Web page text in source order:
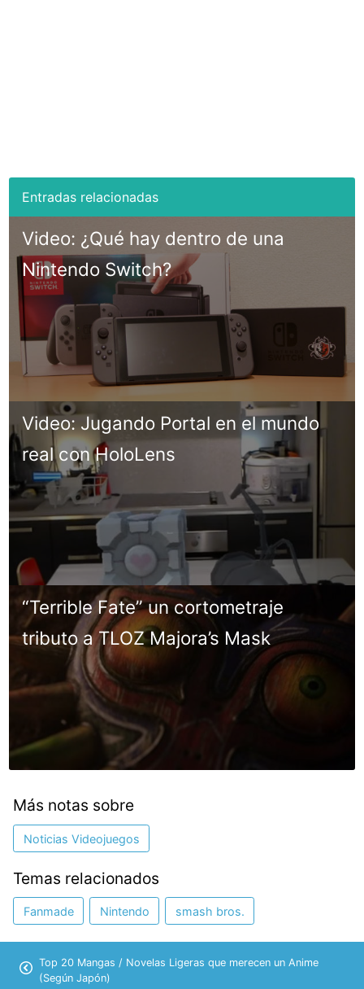
Video: ¿Qué hay dentro de una
Nintendo Switch?
Video: Jugando Portal en el mundo
real con HoloLens
“Terrible Fate” un cortometraje
tributo a TLOZ Majora’s Mask
Más notas sobre
Noticias Videojuegos
Temas relacionados
Fanmade Nintendo smash bros.
Top 20 Mangas / Novelas Ligeras que merecen un Anime
(Según Japón)